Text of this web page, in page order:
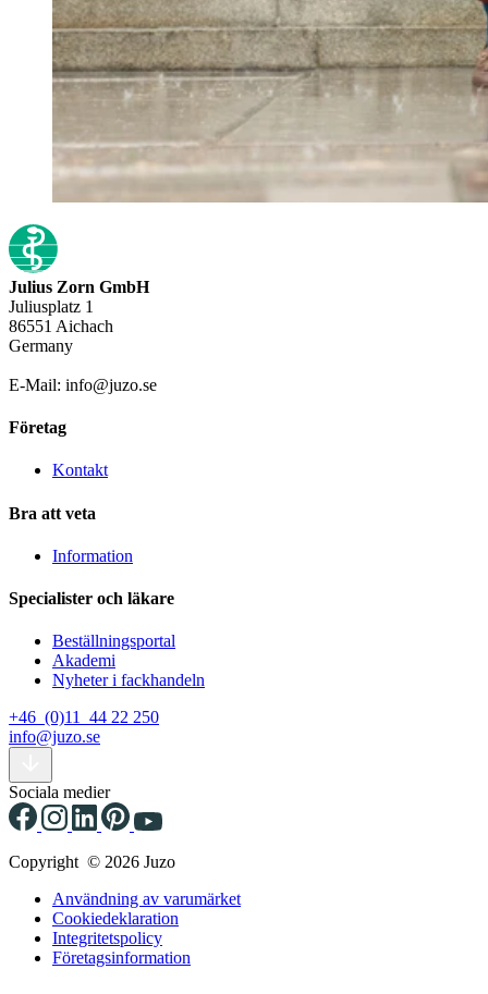
Julius Zorn GmbH
Juliusplatz 1
86551 Aichach
Germany
E-Mail: info@juzo.se
Företag
Kontakt
Bra att veta
Information
Specialister och läkare
Beställningsportal
Akademi
Nyheter i fackhandeln
+46 (0)11 44 22 250
info@juzo.se
Sociala medier
Copyright © 2026 Juzo
Användning av varumärket
Cookiedeklaration
Integritetspolicy
Företagsinformation